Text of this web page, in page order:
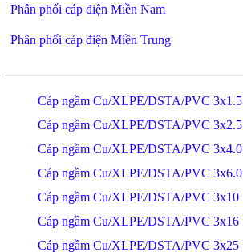
Phân phối cáp điện Miền Nam
Phân phối cáp điện Miền Trung
Cáp ngầm Cu/XLPE/DSTA/PVC 3x1.5
Cáp ngầm Cu/XLPE/DSTA/PVC 3x2.5
Cáp ngầm Cu/XLPE/DSTA/PVC 3x4.0
Cáp ngầm Cu/XLPE/DSTA/PVC 3x6.0
Cáp ngầm Cu/XLPE/DSTA/PVC 3x10
Cáp ngầm Cu/XLPE/DSTA/PVC 3x16
Cáp ngầm Cu/XLPE/DSTA/PVC 3x25